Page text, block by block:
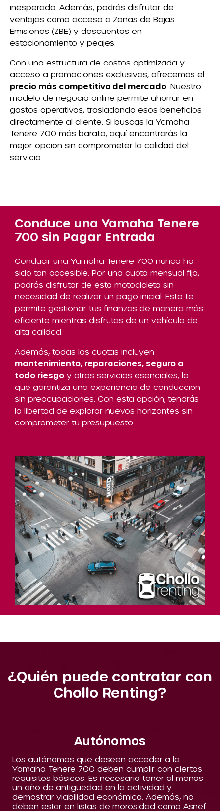
inesperado. Además, podrás disfrutar de
ventajas como acceso a Zonas de Bajas
Emisiones (ZBE) y descuentos en
estacionamiento y peajes.
Con una estructura de costos optimizada y
acceso a promociones exclusivas, ofrecemos el
precio más competitivo del mercado . Nuestro
modelo de negocio online permite ahorrar en
gastos operativos, trasladando esos beneficios
directamente al cliente. Si buscas la Yamaha
Tenere 700 más barato, aquí encontrarás la
mejor opción sin comprometer la calidad del
servicio.
Conduce una Yamaha Tenere
700 sin Pagar Entrada
Conducir una Yamaha Tenere 700 nunca ha
sido tan accesible. Por una cuota mensual fija,
podrás disfrutar de esta motocicleta sin
necesidad de realizar un pago inicial. Esto te
permite gestionar tus finanzas de manera más
eficiente mientras disfrutas de un vehículo de
alta calidad.
Además, todas las cuotas incluyen
mantenimiento, reparaciones, seguro a
todo riesgo y otros servicios esenciales, lo
que garantiza una experiencia de conducción
sin preocupaciones. Con esta opción, tendrás
la libertad de explorar nuevos horizontes sin
comprometer tu presupuesto.
¿Quién puede contratar con
Chollo Renting?
Autónomos
Los autónomos que deseen acceder a la
Yamaha Tenere 700 deben cumplir con ciertos
requisitos básicos. Es necesario tener al menos
un año de antigüedad en la actividad y
demostrar viabilidad económica. Además, no
deben estar en listas de morosidad como Asnef.